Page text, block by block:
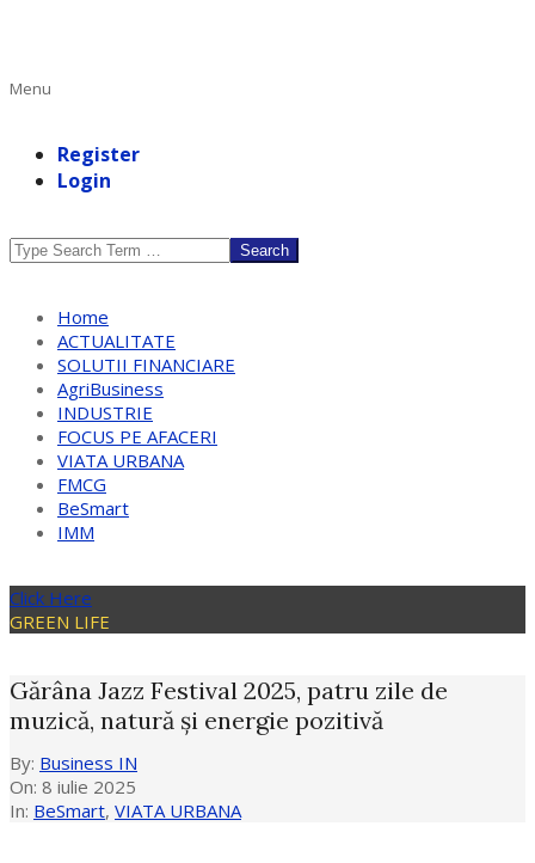
Primary
Menu
Register
Login
Search
Home
ACTUALITATE
SOLUTII FINANCIARE
AgriBusiness
INDUSTRIE
FOCUS PE AFACERI
VIATA URBANA
FMCG
BeSmart
IMM
Click Here
GREEN LIFE
Gărâna Jazz Festival 2025, patru zile de
muzică, natură și energie pozitivă
By: Business IN
On: 8 iulie 2025
In: BeSmart, VIATA URBANA